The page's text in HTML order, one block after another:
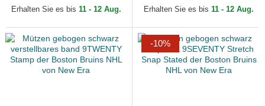
Bruins NHL von New Era
Erhalten Sie es bis 11 - 12 Aug.
NHL von New Era
Erhalten Sie es bis 11 - 12 Aug.
-10%